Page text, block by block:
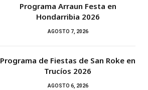
Programa Arraun Festa en
Hondarribia 2026
AGOSTO 7, 2026
Programa de Fiestas de San Roke en
Trucíos 2026
AGOSTO 6, 2026